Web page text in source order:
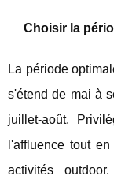
Choisir la
La période
s'étend de mai à
juillet-août.
l'affluence tout
activités